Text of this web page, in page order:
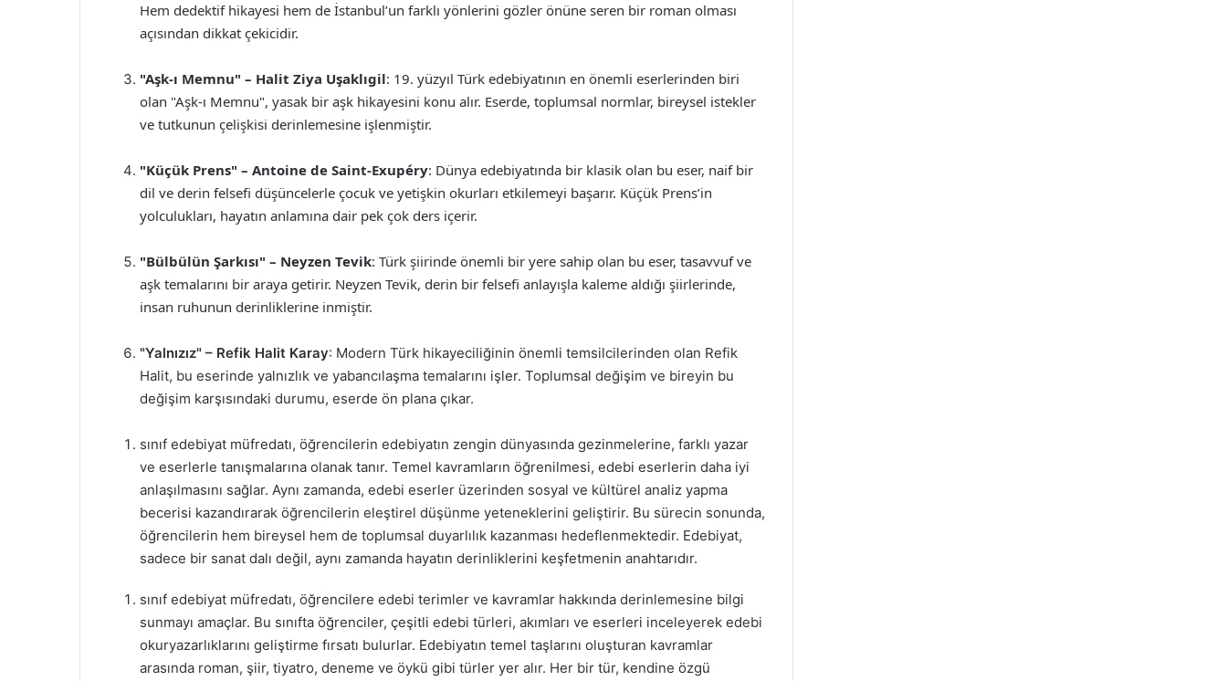
Hem dedektif hikayesi hem de İstanbul’un farklı yönlerini gözler önüne seren bir roman olması
açısından dikkat çekicidir.
"Aşk-ı Memnu" – Halit Ziya Uşaklıgil: 19. yüzyıl Türk edebiyatının en önemli eserlerinden biri
olan "Aşk-ı Memnu", yasak bir aşk hikayesini konu alır. Eserde, toplumsal normlar, bireysel istekler
ve tutkunun çelişkisi derinlemesine işlenmiştir.
"Küçük Prens" – Antoine de Saint-Exupéry: Dünya edebiyatında bir klasik olan bu eser, naif bir
dil ve derin felsefi düşüncelerle çocuk ve yetişkin okurları etkilemeyi başarır. Küçük Prens’in
yolculukları, hayatın anlamına dair pek çok ders içerir.
"Bülbülün Şarkısı" – Neyzen Tevik: Türk şiirinde önemli bir yere sahip olan bu eser, tasavvuf ve
aşk temalarını bir araya getirir. Neyzen Tevik, derin bir felsefi anlayışla kaleme aldığı şiirlerinde,
insan ruhunun derinliklerine inmiştir.
"Yalnızız" – Refik Halit Karay: Modern Türk hikayeciliğinin önemli temsilcilerinden olan Refik
Halit, bu eserinde yalnızlık ve yabancılaşma temalarını işler. Toplumsal değişim ve bireyin bu
değişim karşısındaki durumu, eserde ön plana çıkar.
sınıf edebiyat müfredatı, öğrencilerin edebiyatın zengin dünyasında gezinmelerine, farklı yazar
ve eserlerle tanışmalarına olanak tanır. Temel kavramların öğrenilmesi, edebi eserlerin daha iyi
anlaşılmasını sağlar. Aynı zamanda, edebi eserler üzerinden sosyal ve kültürel analiz yapma
becerisi kazandırarak öğrencilerin eleştirel düşünme yeteneklerini geliştirir. Bu sürecin sonunda,
öğrencilerin hem bireysel hem de toplumsal duyarlılık kazanması hedeflenmektedir. Edebiyat,
sadece bir sanat dalı değil, aynı zamanda hayatın derinliklerini keşfetmenin anahtarıdır.
sınıf edebiyat müfredatı, öğrencilere edebi terimler ve kavramlar hakkında derinlemesine bilgi
sunmayı amaçlar. Bu sınıfta öğrenciler, çeşitli edebi türleri, akımları ve eserleri inceleyerek edebi
okuryazarlıklarını geliştirme fırsatı bulurlar. Edebiyatın temel taşlarını oluşturan kavramlar
arasında roman, şiir, tiyatro, deneme ve öykü gibi türler yer alır. Her bir tür, kendine özgü